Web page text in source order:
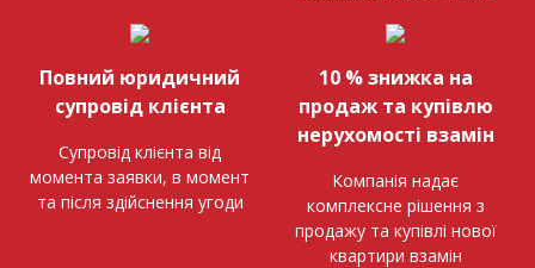
Повний юридичний
супровід клієнта
Супровід клієнта від
момента заявки, в момент
та після здійснення угоди
10 % знижка на
продаж та купівлю
нерухомості взамін
Компанія надає
комплексне рішення з
продажу та купівлі нової
квартири взамін